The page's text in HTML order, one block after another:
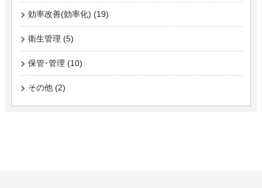
効率改善(効率化) (19)
衛生管理 (5)
保管･管理 (10)
その他 (2)